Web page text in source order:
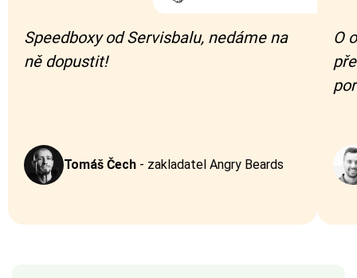
Speedboxy od Servisbalu, nedáme na
ně dopustit!
Tomáš Čech - zakladatel Angry Beards
O